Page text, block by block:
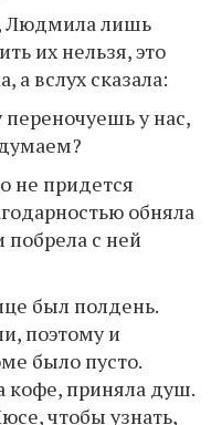
Людмила лишь
их нельзя, это
вслух сказала:
у нас,
не придется
обняла
побрела с ней
был полдень.
поэтому и
было пусто.
кофе, приняла душ.
чтобы узнать,